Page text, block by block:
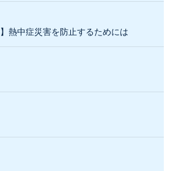
熱中症災害を防止するためには